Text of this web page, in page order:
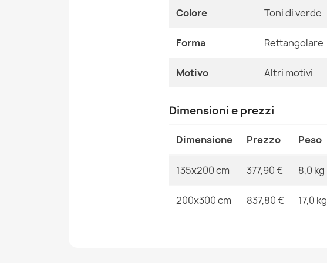
Colore Toni di verde
Forma Rettangolare
Motivo Altri motivi
Dimensioni e prezzi
Dimensione Prezzo Peso
135x200 cm 377,90 € 8,0 kg
200x300 cm 837,80 € 17,0 kg